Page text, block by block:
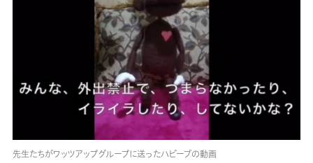
先生たちがワッツアップグループに送ったハビーブの動画